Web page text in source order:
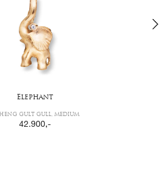
Elephant
GULT GULL, MEDIUM
42.900,-